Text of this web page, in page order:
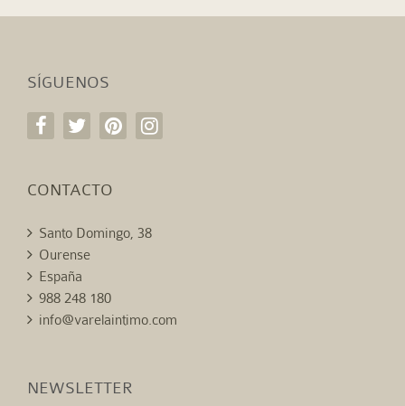
SÍGUENOS
CONTACTO
Santo Domingo, 38
Ourense
España
988 248 180
info@varelaintimo.com
NEWSLETTER